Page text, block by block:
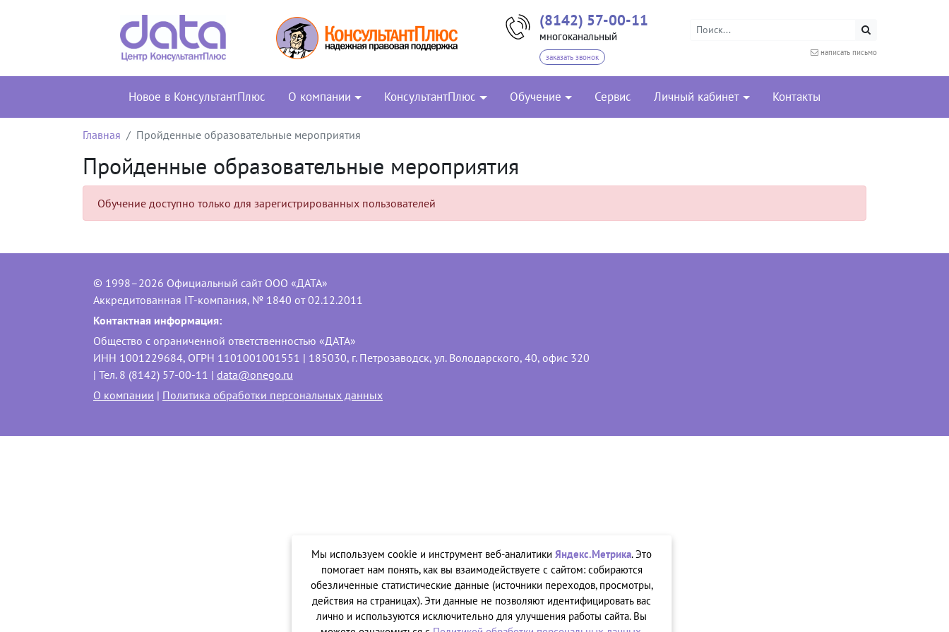
(8142) 57-00-11
многоканальный
заказать звонок
написать письмо
Новое в КонсультантПлюс О компании КонсультантПлюс Обучение Сервис Личный кабинет Контакты
Главная Пройденные образовательные мероприятия
Пройденные образовательные мероприятия
Обучение доступно только для зарегистрированных пользователей
© 1998–2026 Официальный сайт ООО «ДАТА»
Аккредитованная IT-компания, № 1840 от 02.12.2011
Контактная информация:
Общество с ограниченной ответственностью «ДАТА»
ИНН 1001229684, ОГРН 1101001001551 | 185030, г. Петрозаводск, ул. Володарского, 40, офис 320
| Тел. 8 (8142) 57-00-11 | data@onego.ru
О компании | Политика обработки персональных данных
Мы используем cookie и инструмент веб-аналитики Яндекс.Метрика. Это
помогает нам понять, как вы взаимодействуете с сайтом: собираются
обезличенные статистические данные (источники переходов, просмотры,
действия на страницах). Эти данные не позволяют идентифицировать вас
лично и используются исключительно для улучшения работы сайта. Вы